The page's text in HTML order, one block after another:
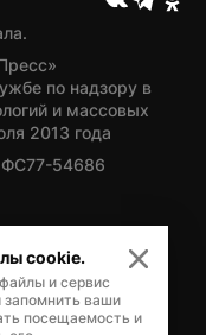
по надзору в
и массовых
2013 года
ФС77-54686
политики Ямало-
cookie.
и сервис
ваши
посещаемость и